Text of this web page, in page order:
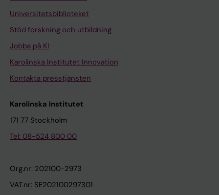
Universitetsbiblioteket
Stöd forskning och utbildning
Jobba på KI
Karolinska Institutet Innovation
Kontakta presstjänsten
Karolinska Institutet
171 77 Stockholm
Tel: 08-524 800 00
Org.nr: 202100-2973
VAT.nr: SE202100297301